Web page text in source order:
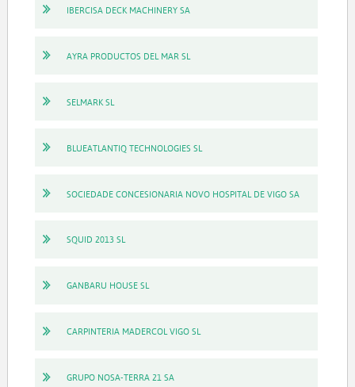
IBERCISA DECK MACHINERY SA
AYRA PRODUCTOS DEL MAR SL
SELMARK SL
BLUEATLANTIQ TECHNOLOGIES SL
SOCIEDADE CONCESIONARIA NOVO HOSPITAL DE VIGO SA
SQUID 2013 SL
GANBARU HOUSE SL
CARPINTERIA MADERCOL VIGO SL
GRUPO NOSA-TERRA 21 SA